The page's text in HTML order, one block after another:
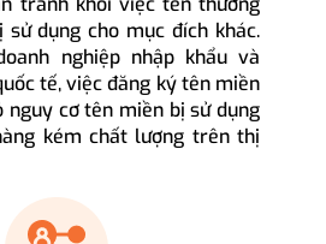
sử dụng cho mục đích khác.
nghiệp nhập khẩu và
tế, việc đăng ký tên miền
nguy cơ tên miền bị sử dụng
kém chất lượng trên thị